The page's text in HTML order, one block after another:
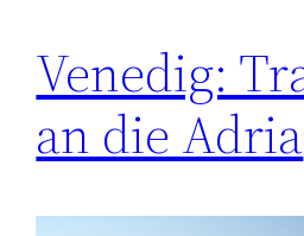
Venedig:
an die Adria